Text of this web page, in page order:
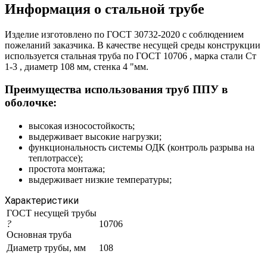
Информация о стальной трубе
Изделие изготовлено по ГОСТ 30732-2020 с соблюдением
пожеланий заказчика. В качестве несущей среды конструкции
используется стальная труба по ГОСТ 10706 , марка стали Ст
1-3 , диаметр 108 мм, стенка 4 "мм.
Преимущества использования труб ППУ в
оболочке:
высокая износостойкость;
выдерживает высокие нагрузки;
функциональность системы ОДК (контроль разрыва на
теплотрассе);
простота монтажа;
выдерживает низкие температуры;
Характеристики
ГОСТ несущей трубы
?
Основная труба
10706
Диаметр трубы, мм
108